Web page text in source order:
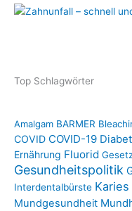
Top Schlagwörter
Amalgam BARMER
COVID COVID-19
Ernährung Fluorid
Gesundheitspolitik
Interdentalbürste Karies
Mundgesundheit